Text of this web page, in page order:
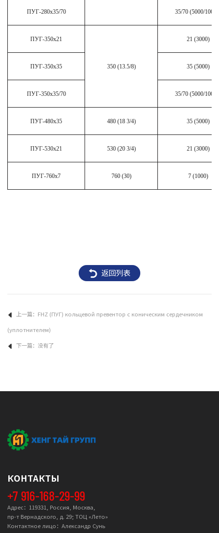
ПУГ-280х35/70 35/70 (5000/
ПУГ-350х21
350 (13.5/8)
21 (3000)
ПУГ-350х35 35 (5000)
ПУГ-350х35/70 35/70 (5000/
ПУГ-480х35 480 (18 3/4) 35 (5000)
ПУГ-530х21 530 (20 3/4) 21 (3000)
ПУГ-760х7 760 (30) 7 (1000)
返回列表
上一篇： FHZ (ПУГ) кольцевой превентор с коническим сердечником
(уплотнителем)
下一篇：没有了
КОНТАКТЫ
+7 916-168-29-99
Адрес：119331, Россия, Москва,
пр-т Вернадского, д. 29; ТОЦ «Лето»
Контактное лицо：Александр Сунь